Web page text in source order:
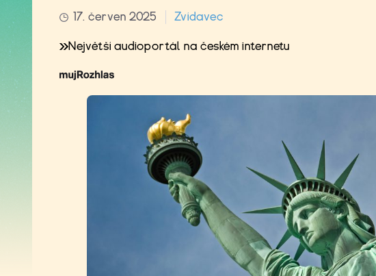
17. červen 2025 Zvídavec
Největší audioportál na českém internetu